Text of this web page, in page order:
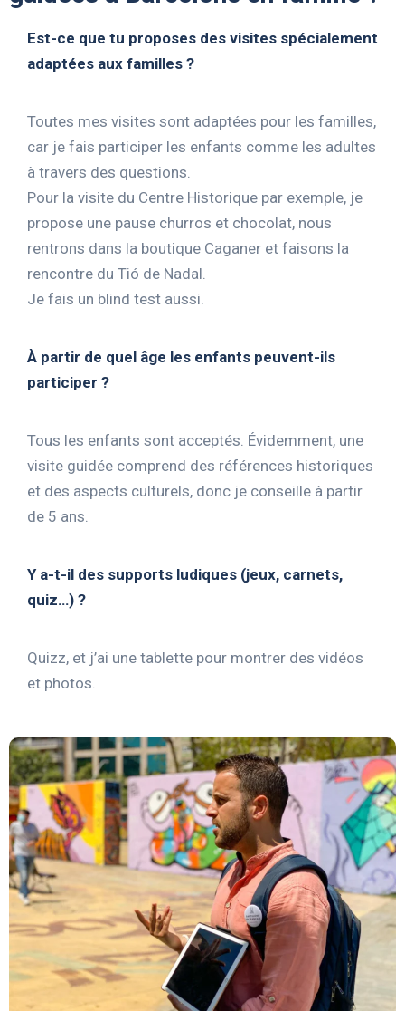
Est-ce que tu proposes des visites spécialement
adaptées aux familles ?
Toutes mes visites sont adaptées pour les familles,
car je fais participer les enfants comme les adultes
à travers des questions.
Pour la visite du Centre Historique par exemple, je
propose une pause churros et chocolat, nous
rentrons dans la boutique Caganer et faisons la
rencontre du Tió de Nadal.
Je fais un blind test aussi.
À partir de quel âge les enfants peuvent-ils
participer ?
Tous les enfants sont acceptés. Évidemment, une
visite guidée comprend des références historiques
et des aspects culturels, donc je conseille à partir
de 5 ans.
Y a-t-il des supports ludiques (jeux, carnets,
quiz…) ?
Quizz, et j’ai une tablette pour montrer des vidéos
et photos.